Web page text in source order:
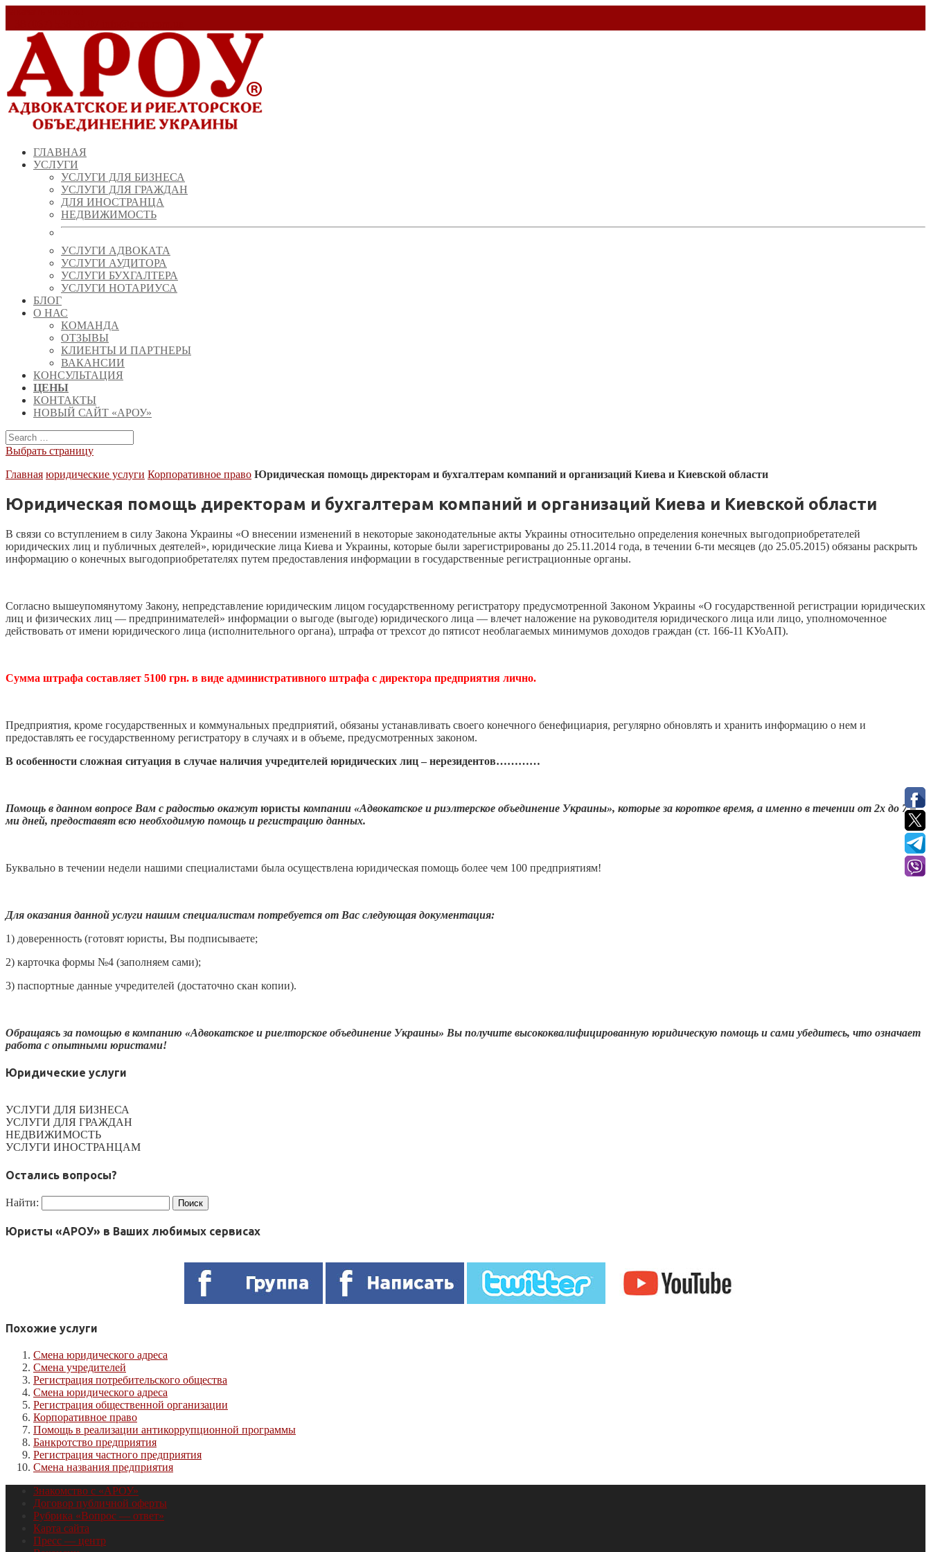
ГЛАВНАЯ
УСЛУГИ
УСЛУГИ ДЛЯ БИЗНЕСА
УСЛУГИ ДЛЯ ГРАЖДАН
ДЛЯ ИНОСТРАНЦА
НЕДВИЖИМОСТЬ
УСЛУГИ АДВОКАТА
УСЛУГИ АУДИТОРА
УСЛУГИ БУХГАЛТЕРА
УСЛУГИ НОТАРИУСА
БЛОГ
О НАС
КОМАНДА
ОТЗЫВЫ
КЛИЕНТЫ И ПАРТНЕРЫ
ВАКАНСИИ
КОНСУЛЬТАЦИЯ
ЦЕНЫ
КОНТАКТЫ
НОВЫЙ САЙТ «АРОУ»
Выбрать страницу
Главная юридические услуги Корпоративное право Юридическая помощь директорам и бухгалтерам компаний и организаций Киева и Киевской области
Юридическая помощь директорам и бухгалтерам компаний и организаций Киева и Киевской области
В связи со вступлением в силу Закона Украины «О внесении изменений в некоторые законодательные акты Украины относительно определения конечных выгодоприобретателей
юридических лиц и публичных деятелей», юридические лица Киева и Украины, которые были зарегистрированы до 25.11.2014 года, в течении 6-ти месяцев (до 25.05.2015) обязаны раскрыть
информацию о конечных выгодоприобретателях путем предоставления информации в государственные регистрационные органы.
Согласно вышеупомянутому Закону, непредставление юридическим лицом государственному регистратору предусмотренной Законом Украины «О государственной регистрации юридических
лиц и физических лиц — предпринимателей» информации о выгоде (выгоде) юридического лица — влечет наложение на руководителя юридического лица или лицо, уполномоченное
действовать от имени юридического лица (исполнительного органа), штрафа от трехсот до пятисот необлагаемых минимумов доходов граждан (ст. 166-11 КУоАП).
Сумма штрафа составляет 5100 грн. в виде административного штрафа с директора предприятия лично.
Предприятия, кроме государственных и коммунальных предприятий, обязаны устанавливать своего конечного бенефициария, регулярно обновлять и хранить информацию о нем и
предоставлять ее государственному регистратору в случаях и в объеме, предусмотренных законом.
В особенности сложная ситуация в случае наличия учредителей юридических лиц – нерезидентов…………
Помощь в данном вопросе Вам с радостью окажут юристы компании «Адвокатское и риэлтерское объединение Украины», которые за короткое время, а именно в течении от 2х до 7 –
ми дней, предоставят всю необходимую помощь и регистрацию данных.
Буквально в течении недели нашими специалистами была осуществлена юридическая помощь более чем 100 предприятиям!
Для оказания данной услуги нашим специалистам потребуется от Вас следующая документация:
1) доверенность (готовят юристы, Вы подписываете;
2) карточка формы №4 (заполняем сами);
3) паспортные данные учредителей (достаточно скан копии).
Обращаясь за помощью в компанию «Адвокатское и риелторское объединение Украины» Вы получите высококвалифицированную юридическую помощь и сами убедитесь, что означает
работа с опытными юристами!
Юридические услуги
УСЛУГИ ДЛЯ БИЗНЕСА
УСЛУГИ ДЛЯ ГРАЖДАН
НЕДВИЖИМОСТЬ
УСЛУГИ ИНОСТРАНЦАМ
Остались вопросы?
Найти:
Юристы «АРОУ» в Ваших любимых сервисах
Похожие услуги
Смена юридического адреса
Смена учредителей
Регистрация потребительского общества
Смена юридического адреса
Регистрация общественной организации
Корпоративное право
Помощь в реализации антикоррупционной программы
Банкротство предприятия
Регистрация частного предприятия
Смена названия предприятия
Знакомство с «АРОУ»
Договор публичной оферты
Рубрика «Вопрос — ответ»
Карта сайта
Пресс — центр